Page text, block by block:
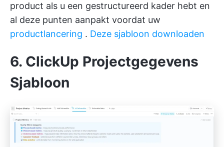
product als u een gestructureerd kader hebt en
al deze punten aanpakt voordat uw
productlancering . Deze sjabloon downloaden
6. ClickUp Projectgegevens
Sjabloon